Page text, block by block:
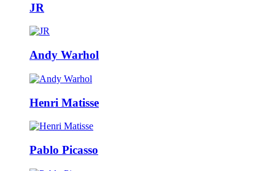
JR
Andy Warhol
Henri Matisse
Pablo Picasso